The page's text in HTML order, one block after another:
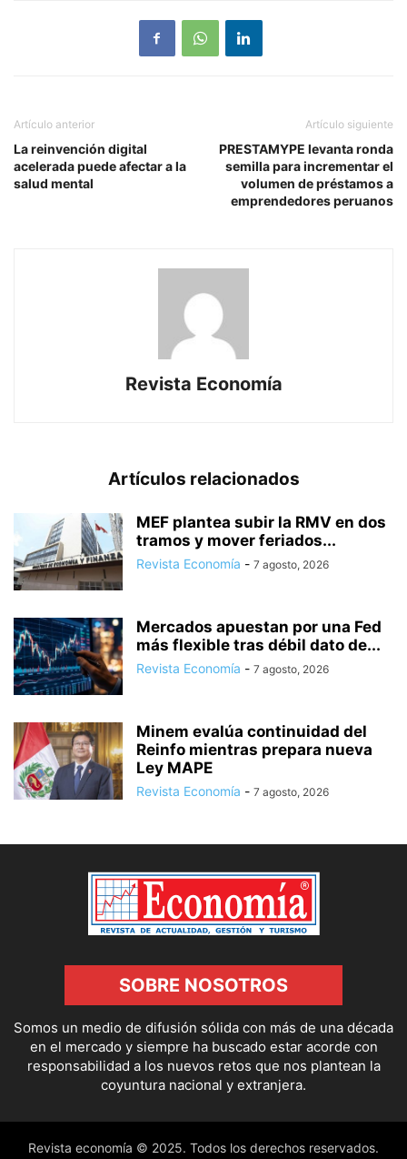
Artículo anterior
La reinvención digital
acelerada puede afectar a la
salud mental
Artículo siguiente
PRESTAMYPE levanta ronda
semilla para incrementar el
volumen de préstamos a
emprendedores peruanos
Revista Economía
Artículos relacionados
MEF plantea subir la RMV en dos
tramos y mover feriados...
Revista Economía - 7 agosto, 2026
Mercados apuestan por una Fed
más flexible tras débil dato de...
Revista Economía - 7 agosto, 2026
Minem evalúa continuidad del
Reinfo mientras prepara nueva
Ley MAPE
Revista Economía - 7 agosto, 2026
SOBRE NOSOTROS
Somos un medio de difusión sólida con más de una década
en el mercado y siempre ha buscado estar acorde con
responsabilidad a los nuevos retos que nos plantean la
coyuntura nacional y extranjera.
Revista economía © 2025. Todos los derechos reservados.